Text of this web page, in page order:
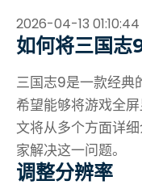
2026-04-13 01:10:44
如何将三国志
三国志9是一款经典
希望能够将游戏全
文将从多个方面详
家解决这一问题。
调整分辨率